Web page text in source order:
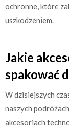
ochronne, które
uszkodzeniem.
Jakie
spakować
W dzisiejszych
naszych
akcesoriach